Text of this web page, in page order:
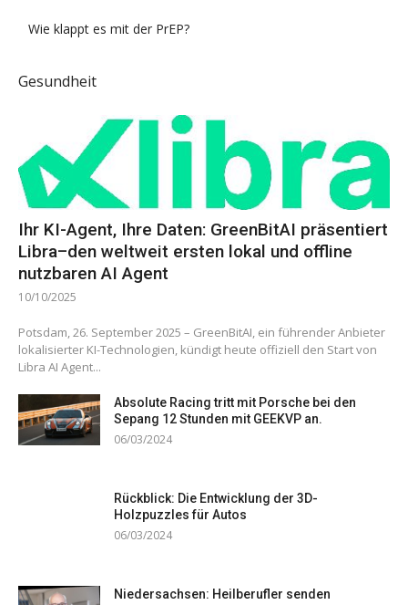
Wie klappt es mit der PrEP?
Gesundheit
Ihr KI-Agent, Ihre Daten: GreenBitAI präsentiert
Libra–den weltweit ersten lokal und offline
nutzbaren AI Agent
10/10/2025
Potsdam, 26. September 2025 – GreenBitAI, ein führender Anbieter
lokalisierter KI-Technologien, kündigt heute offiziell den Start von
Libra AI Agent...
Absolute Racing tritt mit Porsche bei den
Sepang 12 Stunden mit GEEKVP an.
06/03/2024
Rückblick: Die Entwicklung der 3D-
Holzpuzzles für Autos
06/03/2024
Niedersachsen: Heilberufler senden